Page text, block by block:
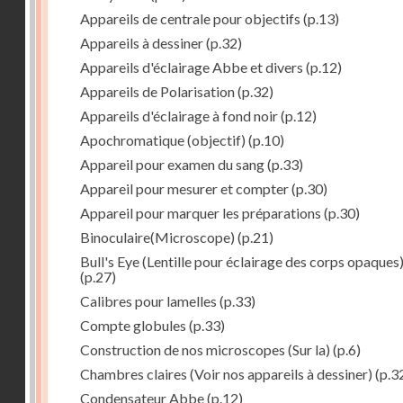
Appareils de centrale pour objectifs (p.13)
Appareils à dessiner(p.32)
Appareils d'éclairage Abbe et divers (p.12)
Appareils de Polarisation(p.32)
Appareils d'éclairage à fond noir(p.12)
Apochromatique (objectif) (p.10)
Appareil pour examen du sang(p.33)
Appareil pour mesurer et compter(p.30)
Appareil pour marquer les préparations (p.30)
Binoculaire(Microscope) (p.21)
Bull's Eye (Lentille pour éclairage des corps opaques)
(p.27)
Calibres pour lamelles (p.33)
Compte globules (p.33)
Construction de nos microscopes (Sur la) (p.6)
Chambres claires (Voir nos appareils à dessiner)
Condensateur Abbe(p.12)